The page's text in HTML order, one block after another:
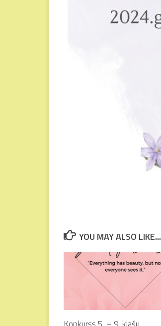
YOU MAY ALSO LIKE...